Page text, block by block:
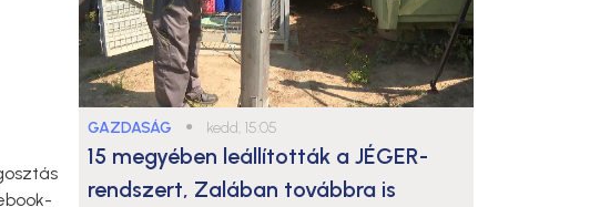
GAZDASÁG ● kedd, 15:05
15 megyében leállították a JÉGER-
rendszert, Zalában továbbra is